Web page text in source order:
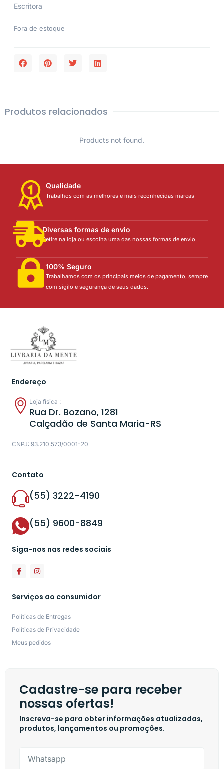
Escritora
Fora de estoque
Produtos relacionados
Products not found.
Qualidade
Trabalhos com as melhores e mais reconhecidas marcas
Diversas formas de envio
Retire na loja ou escolha uma das nossas formas de envio.
100% Seguro
Trabalhamos com os principais meios de pagamento, sempre
com sigilo e segurança de seus dados.
Endereço
Loja física :
Rua Dr. Bozano, 1281
Calçadão de Santa Maria-RS
CNPJ: 93.210.573/0001-20
Contato
(55) 3222-4190
(55) 9600-8849
Siga-nos nas redes sociais
Serviços ao consumidor
Políticas de Entregas
Políticas de Privacidade
Meus pedidos
Cadastre-se para receber
nossas ofertas!
Inscreva-se para obter informações atualizadas,
produtos, lançamentos ou promoções.